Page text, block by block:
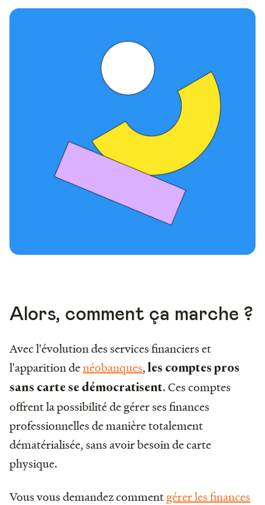
Alors, comment ça marche ?
Avec l'évolution des services financiers et
l'apparition denéobanques, les comptes pros
sans carte se démocratisent. Ces comptes
offrent la possibilité de gérer ses finances
professionnelles de manière totalement
dématérialisée, sans avoir besoin de carte
physique.
Vous vous demandez commentgérer les finances